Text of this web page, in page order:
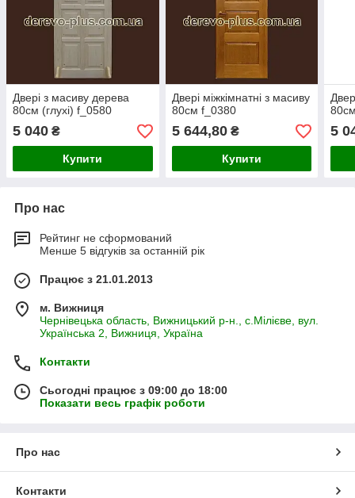
Двері з масиву дерева
80см (глухі) f_0580
5 040 ₴
Купити
Двері міжкімнатні з масиву
80см f_0380
5 644,80₴
Купити
5
Про нас
Рейтинг не сформований
Менше 5 відгуків за останній рік
Працює з 21.01.2013
м. Вижниця
Чернівецька область, Вижницький р-н., с.Мілієве, вул.
Українська 2, Вижниця, Україна
Контакти
Сьогодні працює з 09:00 до 18:00
Показати весь графік роботи
Про нас
Контакти